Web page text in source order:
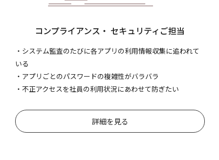
コンプライアンス ・ セキュリティご担当
・システム監査のたびに各アプリの利用情報収集に追われて
いる
・アプリごとのパスワードの複雑性がバラバラ
・不正アクセスを社員の利用状況にあわせて防ぎたい
詳細を見る